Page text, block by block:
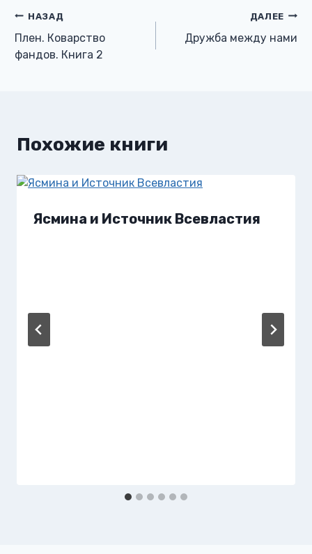
Навигация
по
НАЗАД
Плен. Коварство
фандов. Книга 2
ДАЛЕЕ
Дружба между нами
Похожие книги
Ясмина и Источник Всевластия